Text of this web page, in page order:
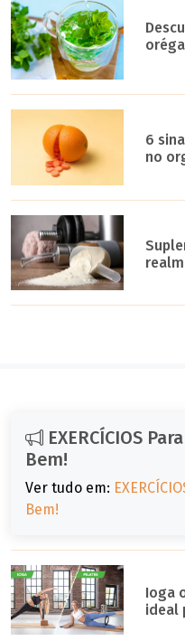
6
no
EXERCÍCIOS
Bem!
Ver tudo em:
Bem!
Ioga
ideal